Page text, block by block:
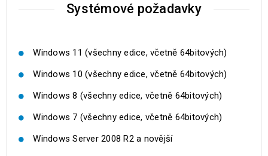
Systémové požadavky
Windows 11 (všechny edice, včetně 64bitových)
Windows 10 (všechny edice, včetně 64bitových)
Windows 8 (všechny edice, včetně 64bitových)
Windows 7 (všechny edice, včetně 64bitových)
Windows Server 2008 R2 a novější